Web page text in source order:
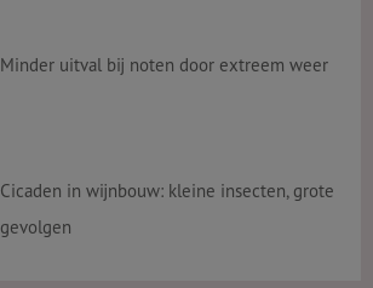
Minder uitval bij noten door extreem weer
Cicaden in wijnbouw: kleine insecten, grote
gevolgen